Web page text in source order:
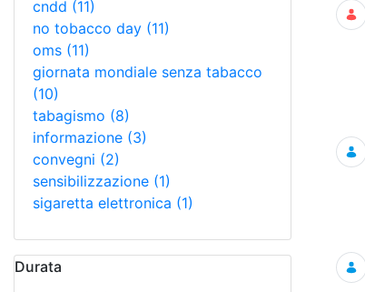
cndd (11)
no tobacco day (11)
oms (11)
giornata mondiale senza tabacco
(10)
tabagismo (8)
informazione (3)
convegni (2)
sensibilizzazione (1)
sigaretta elettronica (1)
Durata